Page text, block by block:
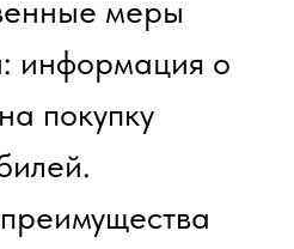
течении